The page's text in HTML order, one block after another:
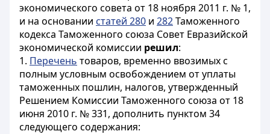
экономического совета от 18 ноября 2011 г. № 1,
и на основании статей 280 и 282Таможенного
кодекса Таможенного союза Совет Евразийской
экономической комиссии решил:
1. Перечень товаров, временно ввозимых с
полным условным освобождением от уплаты
таможенных пошлин, налогов, утвержденный
Решением Комиссии Таможенного союза от 18
июня 2010 г. № 331, дополнить пунктом 34
следующего содержания: